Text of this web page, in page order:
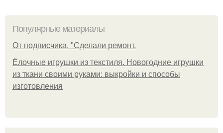
Популярные материалы
От подписчика. "Сделали ремонт.
Ёлочные игрушки из текстиля. Новогодние игрушки
из ткани своими руками: выкройки и способы
изготовления